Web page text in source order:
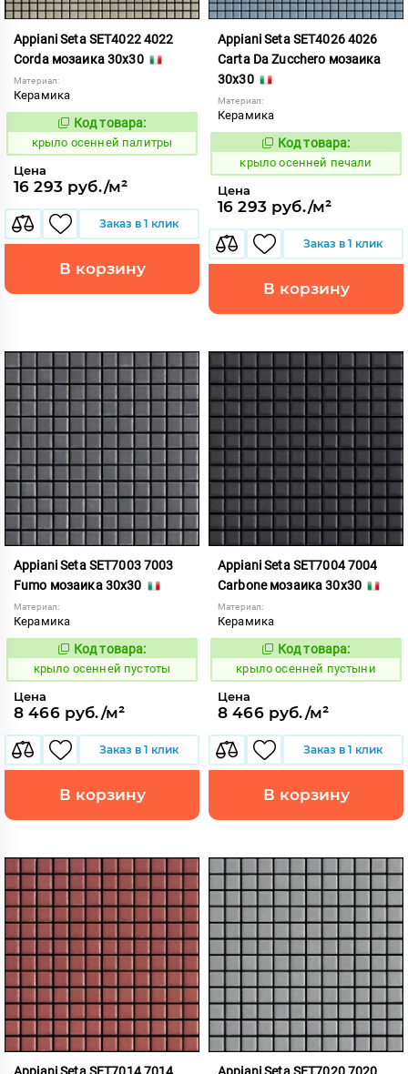
Appiani Seta SET4022 4022
Corda мозаика 30x30
Материал:
Керамика
836566
Код товара:
крыло осенней палитры
Цена
16 293 руб./м²
Заказ в 1 клик
В корзину
Appiani Seta SET4026 4026
Carta Da Zucchero мозаика
30x30
Материал:
Керамика
836570
Код товара:
крыло осенней печали
Цена
16 293 руб./м²
Заказ в 1 клик
В корзину
Appiani Seta SET7003 7003
Fumo мозаика 30x30
Материал:
Керамика
836574
Код товара:
крыло осенней пустоты
Цена
8 466 руб./м²
Заказ в 1 клик
В корзину
Appiani Seta SET7004 7004
Carbone мозаика 30x30
Материал:
Керамика
836575
Код товара:
крыло осенней пустыни
Цена
8 466 руб./м²
Заказ в 1 клик
В корзину